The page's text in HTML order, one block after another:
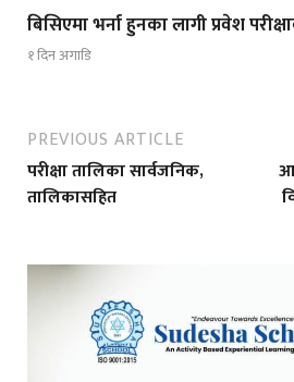
बिसिएमा भर्ना हुनका लागी प्रवेश
१ दिन अगाडि
PREVIOUS ARTICLE
परीक्षा तालिका सार्वजनिक,
तालिकासहित